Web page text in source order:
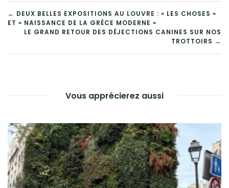
NAVIGATION
DE
L’ARTICLE
← DEUX BELLES EXPOSITIONS AU LOUVRE : « LES CHOSES »
ET « NAISSANCE DE LA GRÈCE MODERNE »
LE GRAND RETOUR DES DÉJECTIONS CANINES SUR NOS
TROTTOIRS →
Vous apprécierez aussi